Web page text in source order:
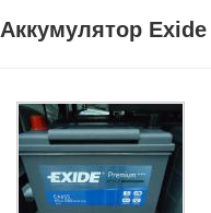
Аккумулятор